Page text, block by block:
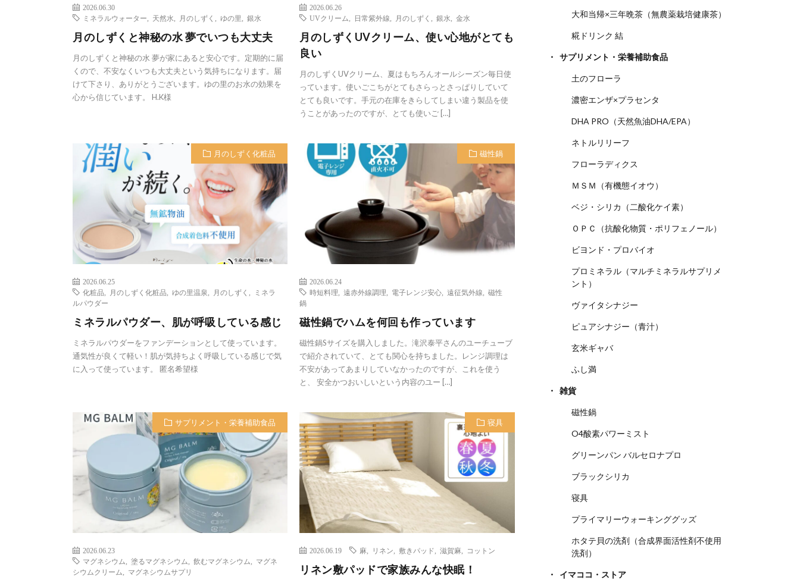
2026.06.30
ミネラルウォーター
天然水 月のしずく ゆの里 銀水
月のしずくと神秘の水 夢でいつも大丈夫
月のしずくと神秘の水 夢が家にあると安心です。定期的に届
くので、不安なくいつも大丈夫という気持ちになります。届
けて下さり、ありがとうございます。ゆの里のお水の効果を
心から信じています。 H.K様
2026.06.26
UVクリーム
日常紫外線 月のしずく ,銀水 ,金水
月のしずくUVクリーム、使い心地がとても
良い
月のしずくUVクリーム、夏はもちろんオールシーズン毎日使
っています。使いごこちがとてもさらっとさっぱりしていて
とても良いです。手元の在庫をきらしてしまい違う製品を使
うことがあったのですが、とても使いご […]
月のしずく化粧品
2026.06.25
化粧品
月のしずく化粧品 ゆの里温泉 月のしずく
ミネラ
ルパウダー
ミネラルパウダー、肌が呼吸している感じ
ミネラルパウダーをファンデーションとして使っています。
通気性が良くて軽い！肌が気持ちよく呼吸している感じで気
に入って使っています。 匿名希望様
磁性鍋
2026.06.24
時短料理
,遠赤外線調理 電子レンジ安心 ,遠征気外線 ,磁性
鍋
磁性鍋でハムを何回も作っています
磁性鍋Sサイズを購入しました。滝沢泰平さんのユーチューブ
で紹介されていて、とても関心を持ちました。レンジ調理は
不安があってあまりしていなかったのですが、これを使う
と、 安全かつおいしいという内容のユー […]
サプリメント・栄養補助食品
2026.06.23
マグネシウム
塗るマグネシウム 飲むマグネシウム
マグネ
シウムクリーム
マグネシウムサプリ
寝具
2026.06.19 麻 リネン 敷きパッド ,滋賀麻 コットン
リネン敷パッドで家族みんな快眠！
大和当帰×三年晩茶（無農薬栽培健康茶）
糀ドリンク 結
サプリメント・栄養補助食品
土のフローラ
濃密エンザ×プラセンタ
DHA PRO（天然魚油DHA/EPA）
ネトルリリーフ
フローラディクス
ＭＳＭ（有機態イオウ）
ベジ・シリカ（二酸化ケイ素）
ＯＰＣ（抗酸化物質・ポリフェノール）
ビヨンド・プロバイオ
プロミネラル（マルチミネラルサプリメ
ント）
ヴァイタシナジー
ピュアシナジー（青汁）
玄米ギャバ
ふし満
雑貨
磁性鍋
O4酸素パワーミスト
グリーンパン バルセロナプロ
ブラックシリカ
寝具
プライマリーウォーキンググッズ
ホタテ貝の洗剤（合成界面活性剤不使用
洗剤）
イマココ・ストア